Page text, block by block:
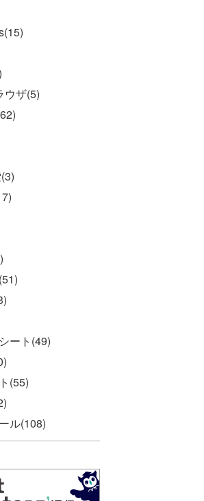
(15)
ウザ(5)
(3)
(51)
ート (49)
(55)
ル(108)